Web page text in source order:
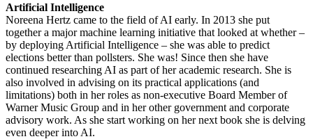
Artificial Intelligence
Noreena Hertz came to the field of AI early. In 2013 she put
together a major machine learning initiative that looked at whether –
by deploying Artificial Intelligence – she was able to predict
elections better than pollsters. She was! Since then she have
continued researching AI as part of her academic research. She is
also involved in advising on its practical applications (and
limitations) both in her roles as non-executive Board Member of
Warner Music Group and in her other government and corporate
advisory work. As she start working on her next book she is delving
even deeper into AI.